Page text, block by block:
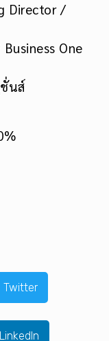
Director /
One
นส์
Twitter
LinkedIn